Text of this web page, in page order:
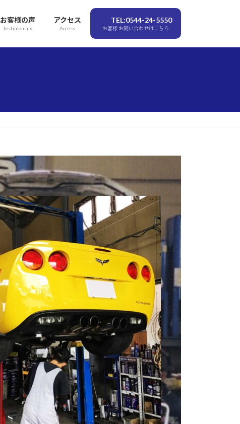
お客様の声
Testimonials
アクセス
Access
TEL:0544-24-5550
お客様 お問い合わせはこちら